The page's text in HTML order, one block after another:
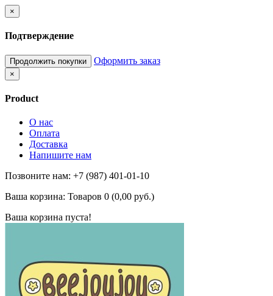
×
Подтверждение
Продолжить покупки Оформить заказ
×
Product
О нас
Оплата
Доставка
Напишите нам
Позвоните нам: +7 (987) 401-01-10
Ваша корзина: Товаров 0 (0,00 руб.)
Ваша корзина пуста!